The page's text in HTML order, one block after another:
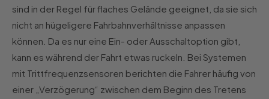
sind in der Regel für flaches Gelände geeignet, da sie sich
nicht an hügeligere Fahrbahnverhältnisse anpassen
können. Da es nur eine Ein- oder Ausschaltoption gibt,
kann es während der Fahrt etwas ruckeln. Bei Systemen
mit Trittfrequenzsensoren berichten die Fahrer häufig von
einer „Verzögerung“ zwischen dem Beginn des Tretens